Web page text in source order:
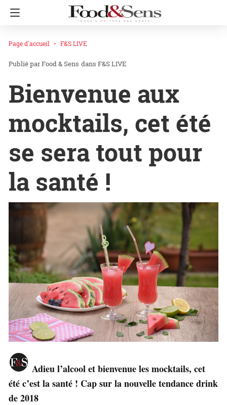
Page d'accueil F&S LIVE
Food & Sens dans F&S LIVE
Bienvenue aux
mocktails, cet été
se sera tout pour
la santé !
Adieu l’alcool et bienvenue les mocktails, cet
été c’est la santé ! Cap sur la nouvelle tendance drink
de 2018